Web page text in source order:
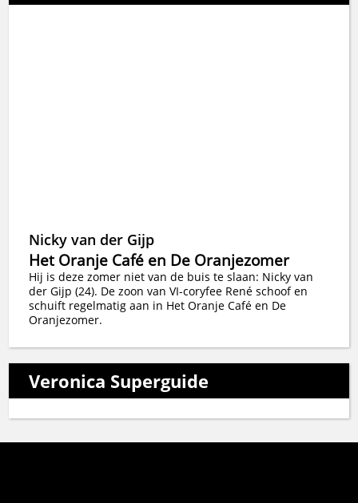
Nicky van der Gijp
Het Oranje Café en De Oranjezomer
Hij is deze zomer niet van de buis te slaan: Nicky van
der Gijp (24). De zoon van VI-coryfee René schoof en
schuift regelmatig aan in Het Oranje Café en De
Oranjezomer.
Veronica Superguide